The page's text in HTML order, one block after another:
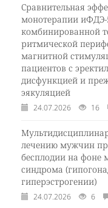
Сравнительная
монотерапии
комбинированной
ритмической
магнитной
пациентов с
дисфункцией и
эякуляцией
24.07.2026 16
лечению мужчин
бесплодии на фоне
синдрома
гиперэстрогении)
24.07.2026 6